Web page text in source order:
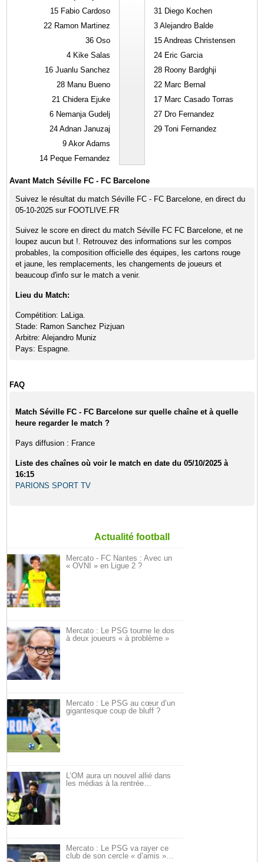
15 Fabio Cardoso
22 Ramon Martinez
36 Oso
4 Kike Salas
16 Juanlu Sanchez
28 Manu Bueno
21 Chidera Ejuke
6 Nemanja Gudelj
24 Adnan Januzaj
9 Akor Adams
14 Peque Fernandez
31 Diego Kochen
3 Alejandro Balde
15 Andreas Christensen
24 Eric Garcia
28 Roony Bardghji
22 Marc Bernal
17 Marc Casado Torras
27 Dro Fernandez
29 Toni Fernandez
Avant Match Séville FC - FC Barcelone
Suivez le résultat du match Séville FC - FC Barcelone, en direct du
05-10-2025 sur FOOTLIVE.FR
Suivez le score en direct du match Séville FC FC Barcelone, et ne
loupez aucun but !. Retrouvez des informations sur les compos
probables, la composition officielle des équipes, les cartons rouge
et jaune, les remplacements, les changements de joueurs et
beaucoup d'info sur le match a venir.
Lieu du Match:
Compétition: LaLiga.
Stade: Ramon Sanchez Pizjuan
Arbitre: Alejandro Muniz
Pays: Espagne.
FAQ
Match Séville FC - FC Barcelone sur quelle chaîne et à quelle
heure regarder le match ?
Pays diffusion : France
Liste des chaînes où voir le match en date du 05/10/2025 à
16:15
PARIONS SPORT TV
Actualité football
Mercato - FC Nantes : Avec un
« OVNI » en Ligue 2 ?
Mercato : Le PSG tourne le dos
à deux joueurs « à problème »
Mercato : Le PSG au cœur d’un
gigantesque coup de bluff ?
L’OM aura un nouvel allié dans
les médias à la rentrée…
Mercato : Le PSG va rayer ce
club de son cercle « d’amis »…